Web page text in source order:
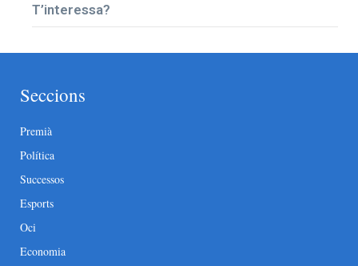
T’interessa?
Seccions
Premià
Política
Successos
Esports
Oci
Economia